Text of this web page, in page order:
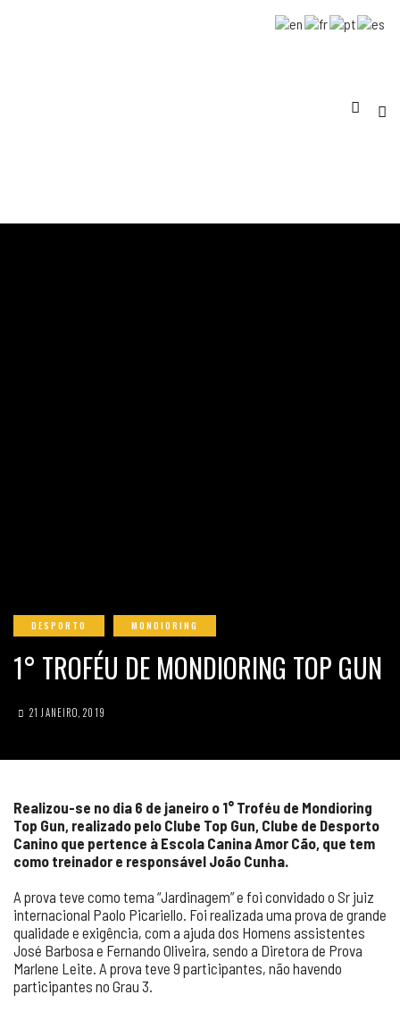
DESPORTO MONDIORING
1° TROFÉU DE MONDIORING TOP GUN
21 JANEIRO, 2019
Realizou-se no dia 6 de janeiro o 1° Troféu de Mondioring
Top Gun, realizado pelo Clube Top Gun, Clube de Desporto
Canino que pertence à Escola Canina Amor Cão, que tem
como treinador e responsável João Cunha.
A prova teve como tema “Jardinagem” e foi convidado o Sr juiz
internacional Paolo Picariello. Foi realizada uma prova de grande
qualidade e exigência, com a ajuda dos Homens assistentes
José Barbosa e Fernando Oliveira, sendo a Diretora de Prova
Marlene Leite. A prova teve 9 participantes, não havendo
participantes no Grau 3.